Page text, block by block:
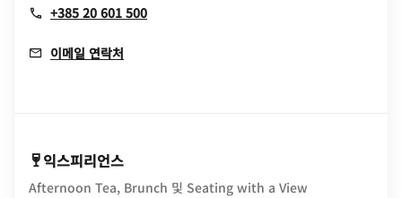
+385 20 601 500
이메일 연락처
익스피리언스
Afternoon Tea, Brunch 및 Seating with a View